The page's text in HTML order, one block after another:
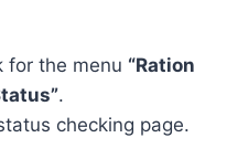
for the menu “Ration
.
checking page.